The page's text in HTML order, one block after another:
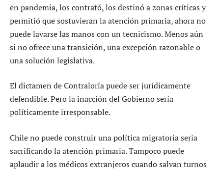
en pandemia, los contrató, los destinó a zonas críticas y
permitió que sostuvieran la atención primaria, ahora no
puede lavarse las manos con un tecnicismo. Menos aún
si no ofrece una transición, una excepción razonable o
una solución legislativa.
El dictamen de Contraloría puede ser jurídicamente
defendible. Pero la inacción del Gobierno sería
políticamente irresponsable.
Chile no puede construir una política migratoria seria
sacrificando la atención primaria. Tampoco puede
aplaudir a los médicos extranjeros cuando salvan turnos